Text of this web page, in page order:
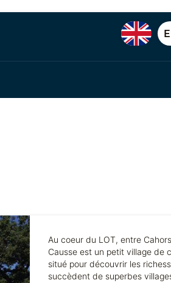
Au coeur du LOT, entre
Causse est un petit village de
situé pour découvrir les
succèdent de superbes